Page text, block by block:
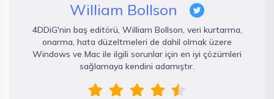
William Bollson
4DDiG'nin baş editörü, William Bollson, veri kurtarma,
onarma, hata düzeltmeleri de dahil olmak üzere
Windows ve Mac ile ilgili sorunlar için en iyi çözümleri
sağlamaya kendini adamıştır.